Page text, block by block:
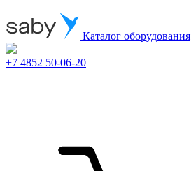
Каталог оборудования
+7 4852 50-06-20